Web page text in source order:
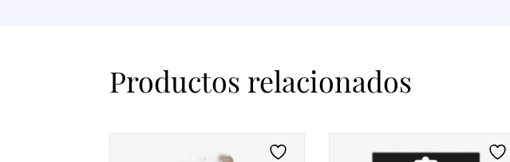
Productos relacionados